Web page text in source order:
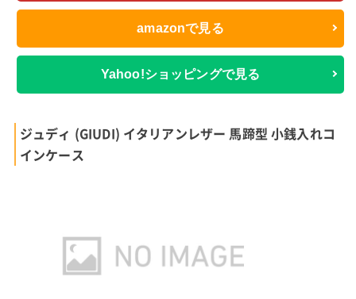
amazonで見る
Yahoo!ショッピングで見る
ジュディ (GIUDI) イタリアンレザー 馬蹄型 小銭入れコ
インケース